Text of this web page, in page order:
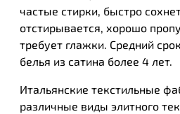
частые стирки, быстро
отстирывается, хорошо
требует глажки. Средний
белья из сатина более 4 лет.
Итальянские текстильные
различные виды элитного